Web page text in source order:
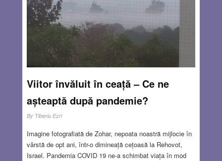
despre statistică că e cea mai mare minciună dintre toate
speciile de minciuni posibile. Media e plină de covid, sub
toate formele posibile, sanitare, economice, culturale,
sportive, etc. Se va vorbi probabil și despre literatura
covidului (sic!). A fost primul val, a venit apoi al doilea val,
ca marea cu fluxul și refluxul.
Read more…
SEP 17, 2020 5 COMMENTS
Viitor învăluit în ceață – Ce ne
așteaptă după pandemie?
By Tiberiu Ezri
Imagine fotografiată de Zohar, nepoata noastră mijlocie în
vârstă de opt ani, într-o dimineață cețoasă la Rehovot,
Israel. Pandemia COVID 19 ne-a schimbat viața în mod